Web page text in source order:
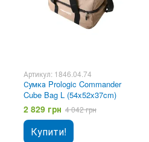
Артикул: 1846.04.74
Сумка Prologic Commander
Cube Bag L (54x52x37cm)
2 829 грн 4 042 грн
Купити!